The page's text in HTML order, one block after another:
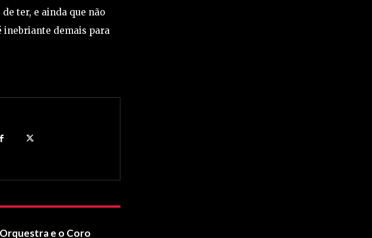
ter, e ainda que não
inebriante demais para
e o Coro